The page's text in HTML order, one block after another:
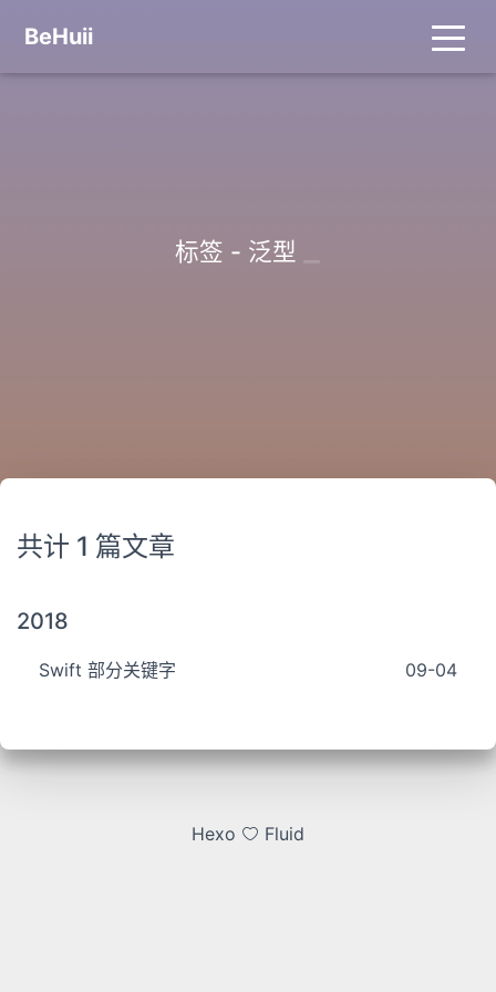
BeHuii
标签 - 泛型
共计 1 篇文章
2018
Swift 部分关键字 09-04
Hexo Fluid